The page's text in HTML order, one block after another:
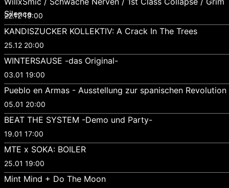
Silence
22.12 19:00
KANDISZUCKER KOLLEKTIV: A Crack In The Trees
25.12 20:00
WINTERSAUSE -das Original-
03.01 19:00
Pueblo en Armas - Ausstellung zur spanischen Revolution
05.01 20:00
BEAT THE SYSTEM -Demo und Party-
19.01 17:00
MTE x SOKA: BOILER
25.01 19:00
Mint Mind + Do The Moon